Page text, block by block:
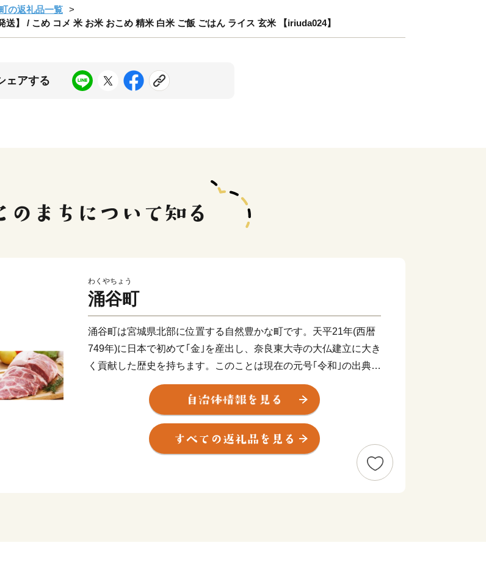
の返礼品一覧
】 / こめ コメ 米 お米 おこめ 精米 白米 ご飯 ごはん ライス 玄米 【iriuda024】
ェアする
わくやちょう
涌谷町
涌谷町は宮城県北部に位置する自然豊かな町です。天平21年(西暦
749年)に日本で初めて｢金｣を産出し、奈良東大寺の大仏建立に大き
く貢献した歴史を持ちます。このことは現在の元号｢令和｣の出典元
である万葉集において、万葉歌人・大伴家持(おおとものやかもち)
が｢すめろぎの 御代(みよ)栄えんと東(あずま)なる みちのく山
に 黄金(くがね)花咲く｣と詠い、2019年にはその産金の歴史をテ
ーマに宮城県気仙沼市・南三陸町、岩手県陸前高田市・平泉町と共
に２市３町で申請した｢みちのくGOLD浪漫―黄金の国ジパング、
産金はじまりの地をたどる―｣が文化庁から｢日本遺産｣に認定され